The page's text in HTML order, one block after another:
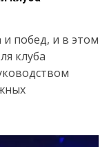
и побед, и в этом
клуба